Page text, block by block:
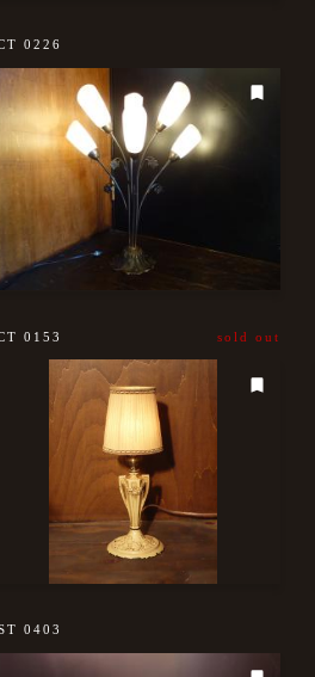
0226
0153 sold out
0403